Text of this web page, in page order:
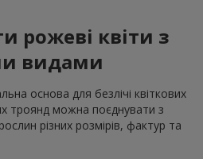
рожеві квіти з
видами
основа для безлічі квіткових
троянд можна поєднувати з
різних розмірів, фактур та